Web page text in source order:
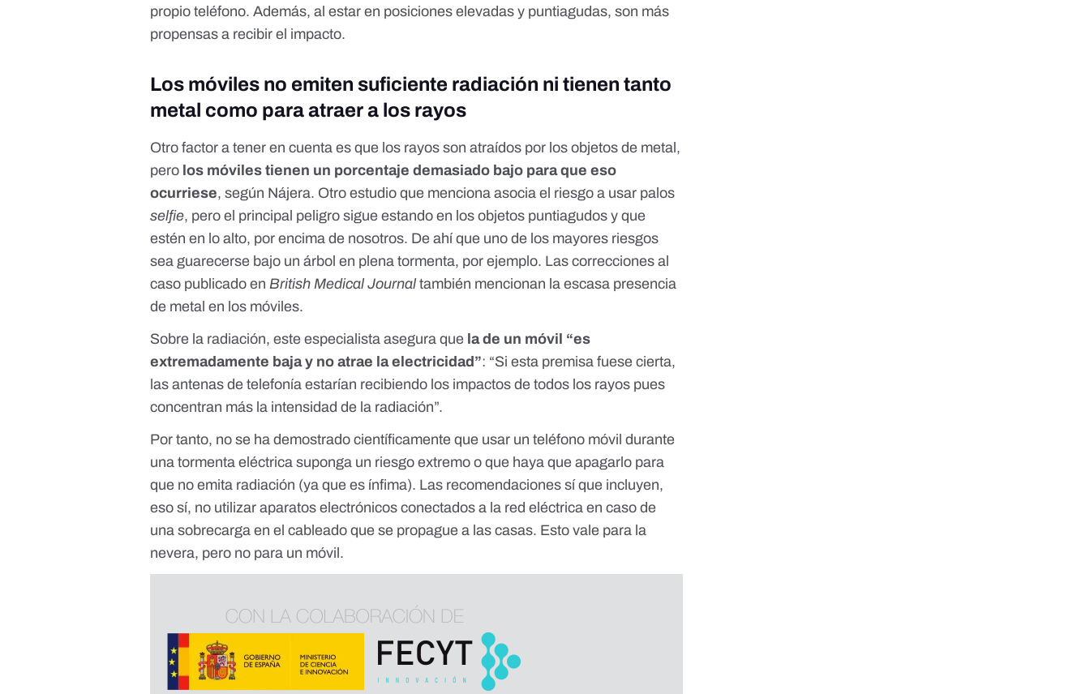
propio teléfono. Además, al estar en posiciones elevadas y puntiagudas, son más
propensas a recibir el impacto.
Los móviles no emiten suficiente radiación ni tienen tanto
metal como para atraer a los rayos
Otro factor a tener en cuenta es que los rayos son atraídos por los objetos de metal,
pero los móviles tienen un porcentaje demasiado bajo para que eso
ocurriese, según Nájera. Otroestudio que menciona asocia el riesgo a usar palos
selfie, pero el principal peligro sigue estando en los objetos puntiagudos y que
estén en lo alto, por encima de nosotros. De ahí que uno de los mayores riesgos
sea guarecerse bajo un árbol en plena tormenta, por ejemplo. Lascorrecciones al
caso publicado enBritish Medical Journal también mencionan la escasa presencia
de metal en los móviles.
Sobre la radiación, este especialista asegura que la de un móvil “es
extremadamente baja y no atrae la electricidad”: “Si esta premisa fuese cierta,
las antenas de telefonía estarían recibiendo los impactos de todos los rayos pues
concentran más la intensidad de la radiación”.
Por tanto, no se ha demostrado científicamente que usar un teléfono móvil durante
una tormenta eléctrica suponga un riesgo extremo o que haya que apagarlo para
que no emita radiación (ya que es ínfima). Las recomendaciones sí que incluyen,
eso sí, no utilizar aparatos electrónicos conectados a la red eléctrica en caso de
una sobrecarga en el cableado que se propague a las casas. Esto vale para la
nevera, pero no para un móvil.